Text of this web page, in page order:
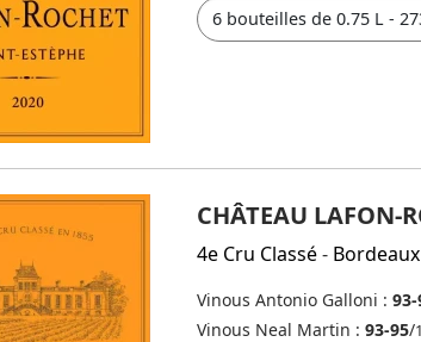
CHÂTEAU LAFON-
4e Cru Classé- Bordeaux
Vinous Antonio Galloni :
Vinous Neal Martin : 93-95/